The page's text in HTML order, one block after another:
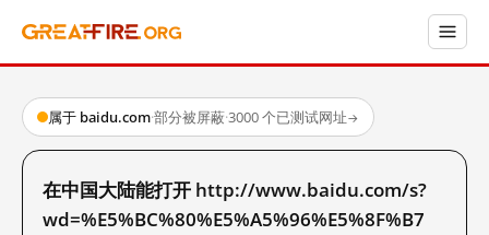
属于 baidu.com·部分被屏蔽·3000 个已测试网址→
在中国大陆能打开 http://www.baidu.com/s?
wd=%E5%BC%80%E5%A5%96%E5%8F%B7